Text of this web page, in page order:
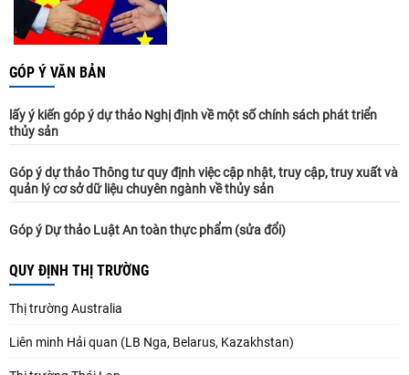
GÓP Ý VĂN BẢN
lấy ý kiến góp ý dự thảo Nghị định về một số chính sách phát triển
thủy sản
Góp ý dự thảo Thông tư quy định việc cập nhật, truy cập, truy xuất và
quản lý cơ sở dữ liệu chuyên ngành về thủy sản
Góp ý Dự thảo Luật An toàn thực phẩm (sửa đổi)
QUY ĐỊNH THỊ TRƯỜNG
Thị trường Australia
Liên minh Hải quan (LB Nga, Belarus, Kazakhstan)